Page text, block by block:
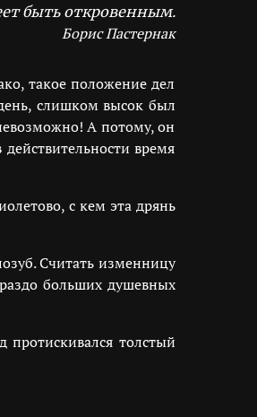
быть откровенным.
Борис Пастернак
такое положение дел
слишком высок был
А потому, он
время
с кем эта дрянь
Считать изменницу
больших душевных
толстый